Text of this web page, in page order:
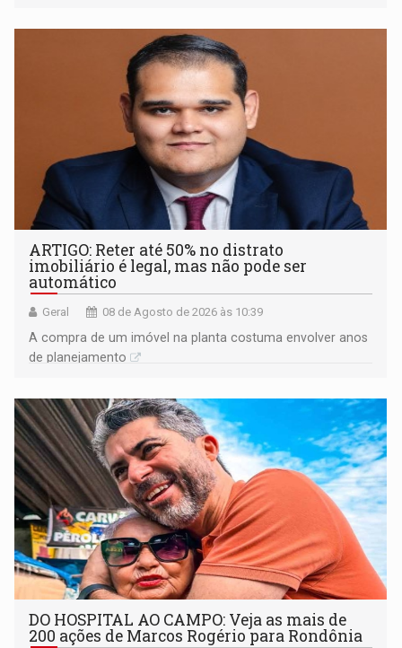
ARTIGO: Reter até 50% no distrato
imobiliário é legal, mas não pode ser
automático
Geral 08 de Agosto de 2026 às 10:39
A compra de um imóvel na planta costuma envolver anos
de planejamento
DO HOSPITAL AO CAMPO: Veja as mais de
200 ações de Marcos Rogério para Rondônia